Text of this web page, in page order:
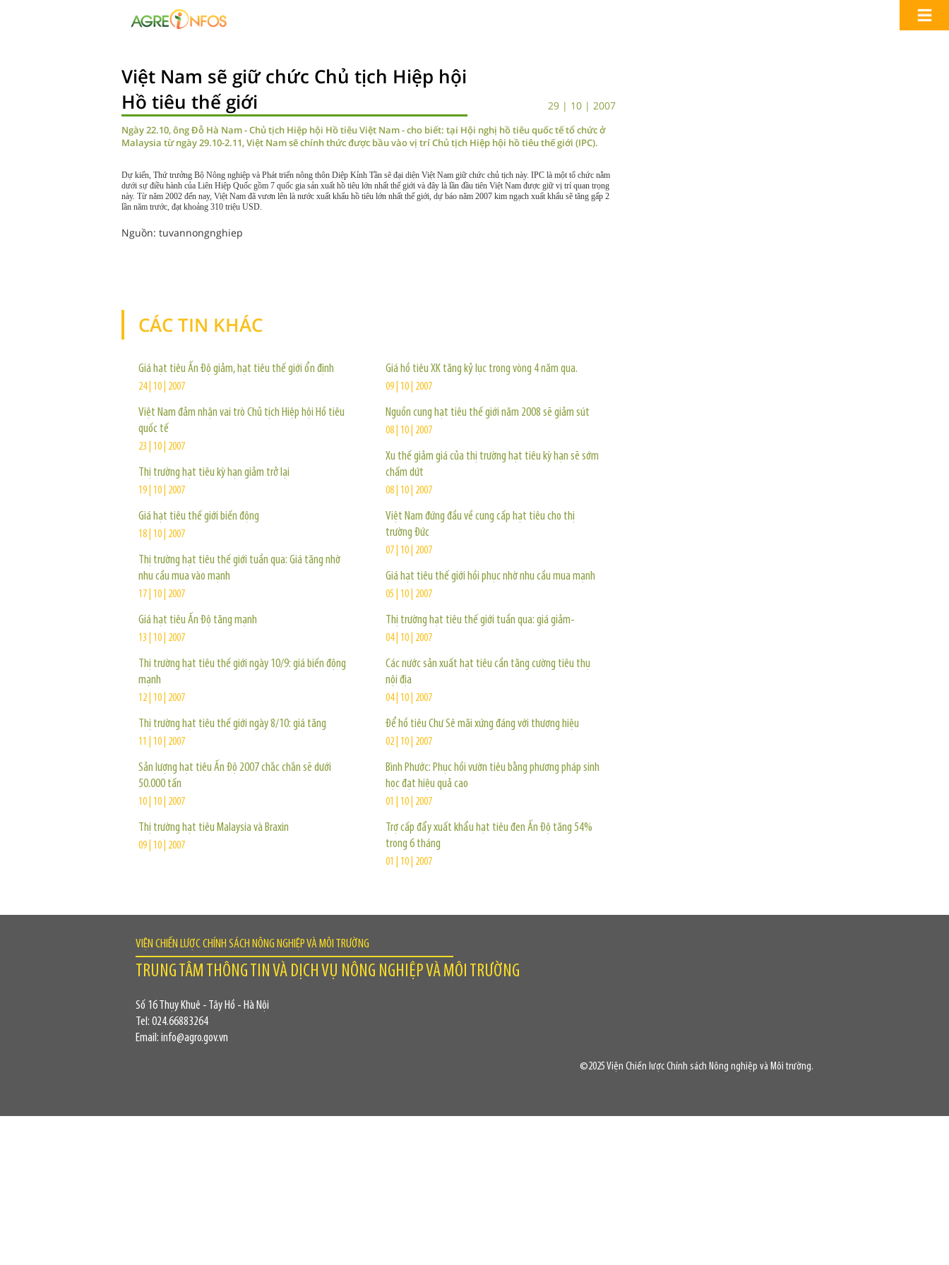
Việt Nam sẽ giữ chức Chủ tịch Hiệp hội
Hồ tiêu thế giới
29 | 10 | 2007
Ngày 22.10, ông Đỗ Hà Nam - Chủ tịch Hiệp hội Hồ tiêu Việt Nam - cho biết: tại Hội nghị hồ tiêu quốc tế tổ chức ở
Malaysia từ ngày 29.10-2.11, Việt Nam sẽ chính thức được bầu vào vị trí Chủ tịch Hiệp hội hồ tiêu thế giới (IPC).
Dự kiến, Thứ trưởng Bộ Nông nghiệp và Phát triển nông thôn Diệp Kỉnh Tần sẽ đại diện Việt Nam giữ chức chủ tịch này. IPC là một tổ chức nằm
dưới sự điều hành của Liên Hiệp Quốc gồm 7 quốc gia sản xuất hồ tiêu lớn nhất thế giới và đây là lần đầu tiên Việt Nam được giữ vị trí quan trọng
này. Từ năm 2002 đến nay, Việt Nam đã vươn lên là nước xuất khẩu hồ tiêu lớn nhất thế giới, dự báo năm 2007 kim ngạch xuất khẩu sẽ tăng gấp 2
lần năm trước, đạt khoảng 310 triệu USD.
Nguồn: tuvannongnghiep
CÁC TIN KHÁC
Giá hạt tiêu Ấn Độ giảm, hạt tiêu thế giới ổn định
24 | 10 | 2007
Việt Nam đảm nhận vai trò Chủ tịch Hiệp hội Hồ tiêu
quốc tế
23 | 10 | 2007
Thị trường hạt tiêu kỳ hạn giảm trở lại
19 | 10 | 2007
Giá hạt tiêu thế giới biến động
18 | 10 | 2007
Thị trường hạt tiêu thế giới tuần qua: Giá tăng nhờ
nhu cầu mua vào mạnh
17 | 10 | 2007
Giá hạt tiêu Ấn Độ tăng mạnh
13 | 10 | 2007
Thị trường hạt tiêu thế giới ngày 10/9: giá biến động
mạnh
12 | 10 | 2007
Thị trường hạt tiêu thế giới ngày 8/10: giá tăng
11 | 10 | 2007
Sản lượng hạt tiêu Ấn Độ 2007 chắc chắn sẽ dưới
50.000 tấn
10 | 10 | 2007
Thị trường hạt tiêu Malaysia và Braxin
09 | 10 | 2007
Giá hồ tiêu XK tăng kỷ lục trong vòng 4 năm qua.
09 | 10 | 2007
Nguồn cung hạt tiêu thế giới năm 2008 sẽ giảm sút
08 | 10 | 2007
Xu thế giảm giá của thị trường hạt tiêu kỳ hạn sẽ sớm
chấm dứt
08 | 10 | 2007
Việt Nam đứng đầu về cung cấp hạt tiêu cho thị
trường Đức
07 | 10 | 2007
Giá hạt tiêu thế giới hồi phục nhờ nhu cầu mua mạnh
05 | 10 | 2007
Thị trường hạt tiêu thế giới tuần qua: giá giảm-
04 | 10 | 2007
Các nước sản xuất hạt tiêu cần tăng cường tiêu thụ
nội địa
04 | 10 | 2007
Để hồ tiêu Chư Sê mãi xứng đáng với thương hiệu
02 | 10 | 2007
Bình Phước: Phục hồi vườn tiêu bằng phương pháp sinh
học đạt hiệu quả cao
01 | 10 | 2007
Trợ cấp đẩy xuất khẩu hạt tiêu đen Ấn Độ tăng 54%
trong 6 tháng
01 | 10 | 2007
VIỆN CHIẾN LƯỢC CHÍNH SÁCH NÔNG NGHIỆP VÀ MÔI TRƯỜNG
TRUNG TÂM THÔNG TIN VÀ DỊCH VỤ NÔNG NGHIỆP VÀ MÔI TRƯỜNG
Số 16 Thụy Khuê - Tây Hồ - Hà Nội
Tel: 024.66883264
Email: info@agro.gov.vn
©2025 Viện Chiến lược Chính sách Nông nghiệp và Môi trường.